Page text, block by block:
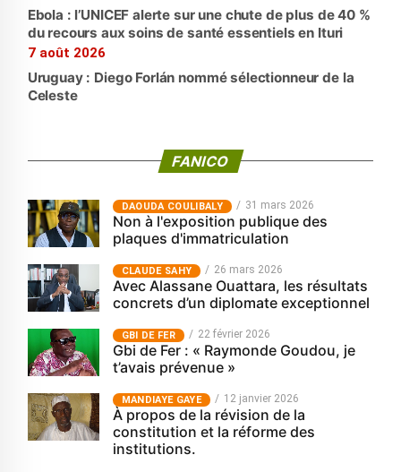
Ebola : l’UNICEF alerte sur une chute de plus de 40 %
du recours aux soins de santé essentiels en Ituri
7 août 2026
Uruguay : Diego Forlán nommé sélectionneur de la
Celeste
FANICO
‎DAOUDA COULIBALY 31 mars 2026
Non à l'exposition publique des
plaques d'immatriculation
CLAUDE SAHY 26 mars 2026
Avec Alassane Ouattara, les résultats
concrets d’un diplomate exceptionnel
GBI DE FER 22 février 2026
Gbi de Fer : « Raymonde Goudou, je
t’avais prévenue »
MANDIAYE GAYE 12 janvier 2026
À propos de la révision de la
constitution et la réforme des
institutions.